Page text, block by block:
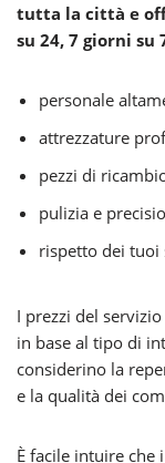
tutta la città e
su 24, 7 giorni su
personale
attrezzature
pezzi di
pulizia e
rispetto dei tuoi
I prezzi del
in base al tipo di
considerino la
e la qualità dei
È facile intuire